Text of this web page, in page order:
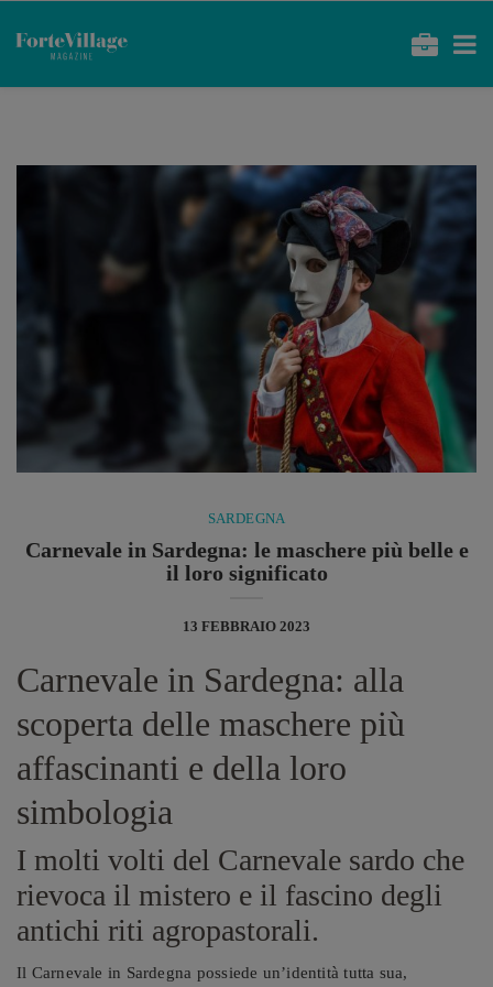
SARDEGNA
Carnevale in Sardegna: le maschere più belle e
il loro significato
13 FEBBRAIO 2023
Carnevale in Sardegna: alla
scoperta delle maschere più
affascinanti e della loro
simbologia
I molti volti del Carnevale sardo che
rievoca il mistero e il fascino degli
antichi riti agropastorali.
Il Carnevale in Sardegna possiede un’identità tutta sua,